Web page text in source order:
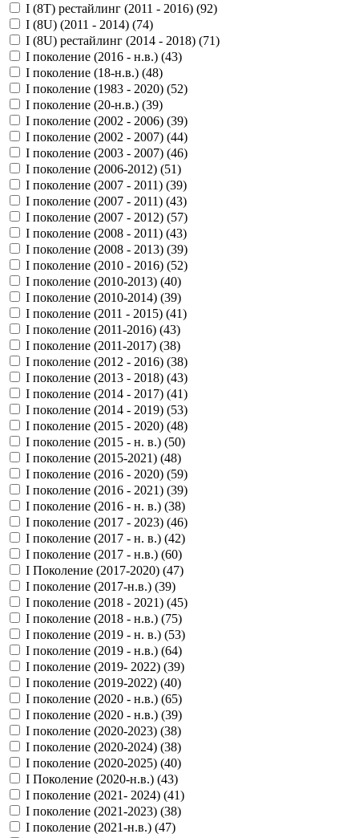
I (8T) рестайлинг (2011 - 2016) (92)
I (8U) (2011 - 2014) (74)
I (8U) рестайлинг (2014 - 2018) (71)
I поколение (2016 - н.в.) (43)
I поколение (18-н.в.) (48)
I поколение (1983 - 2020) (52)
I поколение (20-н.в.) (39)
I поколение (2002 - 2006) (39)
I поколение (2002 - 2007) (44)
I поколение (2003 - 2007) (46)
I поколение (2006-2012) (51)
I поколение (2007 - 2011) (39)
I поколение (2007 - 2011) (43)
I поколение (2007 - 2012) (57)
I поколение (2008 - 2011) (43)
I поколение (2008 - 2013) (39)
I поколение (2010 - 2016) (52)
I поколение (2010-2013) (40)
I поколение (2010-2014) (39)
I поколение (2011 - 2015) (41)
I поколение (2011-2016) (43)
I поколение (2011-2017) (38)
I поколение (2012 - 2016) (38)
I поколение (2013 - 2018) (43)
I поколение (2014 - 2017) (41)
I поколение (2014 - 2019) (53)
I поколение (2015 - 2020) (48)
I поколение (2015 - н. в.) (50)
I поколение (2015-2021) (48)
I поколение (2016 - 2020) (59)
I поколение (2016 - 2021) (39)
I поколение (2016 - н. в.) (38)
I поколение (2017 - 2023) (46)
I поколение (2017 - н. в.) (42)
I поколение (2017 - н.в.) (60)
I Поколение (2017-2020) (47)
I поколение (2017-н.в.) (39)
I поколение (2018 - 2021) (45)
I поколение (2018 - н.в.) (75)
I поколение (2019 - н. в.) (53)
I поколение (2019 - н.в.) (64)
I поколение (2019- 2022) (39)
I поколение (2019-2022) (40)
I поколение (2020 - н.в.) (65)
I поколение (2020 - н.в.) (39)
I поколение (2020-2023) (38)
I поколение (2020-2024) (38)
I поколение (2020-2025) (40)
I Поколение (2020-н.в.) (43)
I поколение (2021- 2024) (41)
I поколение (2021-2023) (38)
I поколение (2021-н.в.) (47)